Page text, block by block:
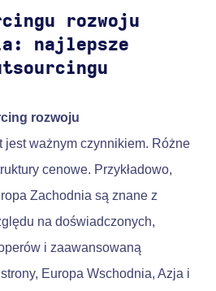
rozwoju
najlepsze
rozwoju
jest ważnym czynnikiem. Różne
cenowe. Przykładowo,
Zachodnia są znane z
na doświadczonych,
i zaawansowaną
Europa Wschodnia, Azja i